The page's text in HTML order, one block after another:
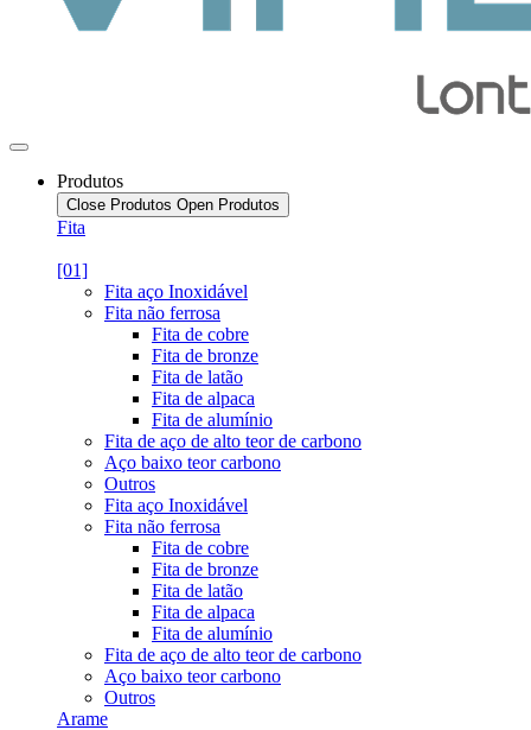
Produtos
Close Produtos Open Produtos
Fita
[01]
Fita aço Inoxidável
Fita não ferrosa
Fita de cobre
Fita de bronze
Fita de latão
Fita de alpaca
Fita de alumínio
Fita de aço de alto teor de carbono
Aço baixo teor carbono
Outros
Fita aço Inoxidável
Fita não ferrosa
Fita de cobre
Fita de bronze
Fita de latão
Fita de alpaca
Fita de alumínio
Fita de aço de alto teor de carbono
Aço baixo teor carbono
Outros
Arame